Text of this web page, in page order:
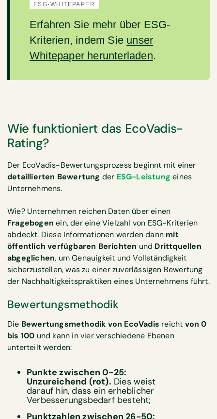
ESG-WHITEPAPER
Erfahren Sie mehr über ESG-
Kriterien, indem Sie unser
Whitepaper herunterladen.
Wie funktioniert das EcoVadis-
Rating?
Der EcoVadis-Bewertungsprozess beginnt mit einer
detaillierten Bewertung der ESG-Leistung eines
Unternehmens.
Wie? Unternehmen reichen Daten über einen
Fragebogen ein, der eine Vielzahl von ESG-Kriterien
abdeckt. Diese Informationen werden dann mit
öffentlich verfügbaren Berichten und Drittquellen
abgeglichen, um Genauigkeit und Vollständigkeit
sicherzustellen, was zu einer zuverlässigen Bewertung
der Nachhaltigkeitspraktiken eines Unternehmens führt.
Bewertungsmethodik
Die Bewertungsmethodik von EcoVadis reicht von 0
bis 100 und kann in vier verschiedene Ebenen
unterteilt werden:
Punkte zwischen 0-25:
Unzureichend (rot). Dies weist
darauf hin, dass ein erheblicher
Verbesserungsbedarf besteht;